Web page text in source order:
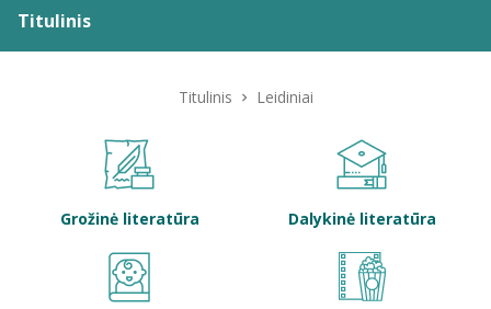
Titulinis
Titulinis Leidiniai
Grožinė literatūra Dalykinė literatūra